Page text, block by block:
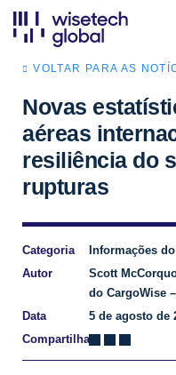
VOLTAR PARA AS
Novas
aéreas
resiliência do
rupturas
Categoria
Informações
Autor
Scott
do CargoWise
Data
5 de agosto de
Compartilhar